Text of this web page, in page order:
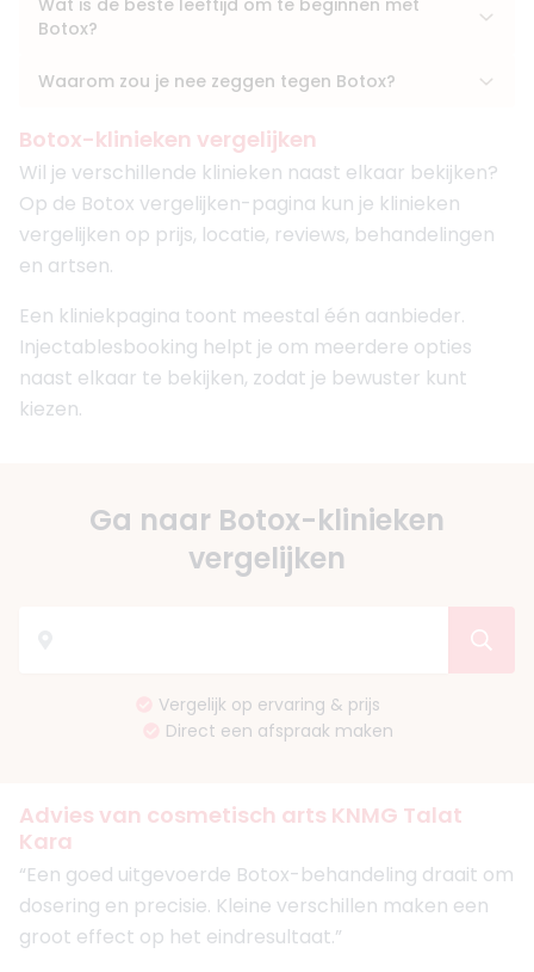
Wat is de beste leeftijd om te beginnen met
Botox?
Waarom zou je nee zeggen tegen Botox?
Botox-klinieken vergelijken
Wil je verschillende klinieken naast elkaar bekijken?
Op de Botox vergelijken-pagina kun je klinieken
vergelijken op prijs, locatie, reviews, behandelingen
en artsen.
Een kliniekpagina toont meestal één aanbieder.
Injectablesbooking helpt je om meerdere opties
naast elkaar te bekijken, zodat je bewuster kunt
kiezen.
Ga naar Botox-klinieken
vergelijken
Vergelijk op ervaring & prijs
Direct een afspraak maken
Advies van cosmetisch arts KNMG Talat
Kara
“Een goed uitgevoerde Botox-behandeling draait om
dosering en precisie. Kleine verschillen maken een
groot effect op het eindresultaat.”